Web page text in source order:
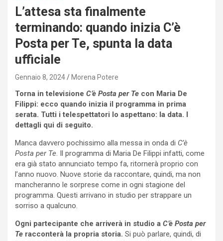
L’attesa sta finalmente
terminando: quando inizia C’è
Posta per Te, spunta la data
ufficiale
Gennaio 8, 2024 Morena Potere
Torna in televisione C’è Posta per Te con Maria De
Filippi: ecco quando inizia il programma in prima
serata. Tutti i telespettatori lo aspettano: la data. I
dettagli qui di seguito.
Manca davvero pochissimo alla messa in onda di C’è
Posta per Te. Il programma di Maria De Filippi infatti, come
era già stato annunciato tempo fa, ritornerà proprio con
l’anno nuovo. Nuove storie da raccontare, quindi, ma non
mancheranno le sorprese come in ogni stagione del
programma. Questi arrivano in studio per strappare un
sorriso a qualcuno.
Ogni partecipante che arriverà in studio a C’è Posta per
Te racconterà la propria storia. Si può parlare, quindi, di